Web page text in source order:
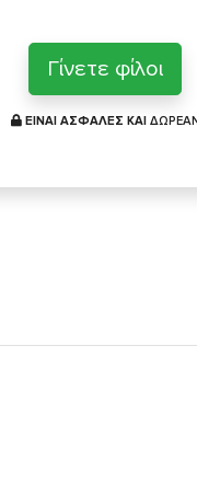
Γίνετε φίλοι
ΕΙΝΑΙ ΑΣΦΑΛΕΣ ΚΑΙ ΔΩΡΕΑΝ